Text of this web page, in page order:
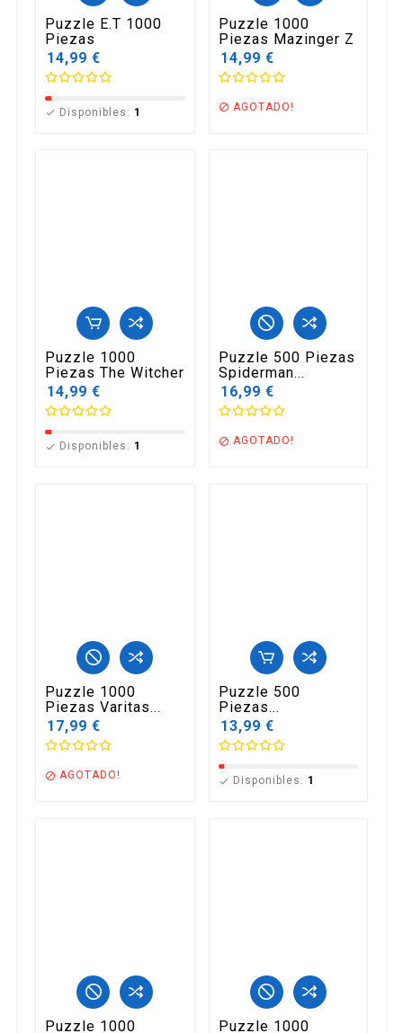
Puzzle E.T 1000
Piezas
14,99 €
 Disponibles: 1
Puzzle 1000
Piezas Mazinger Z
14,99 €
 AGOTADO!
Puzzle 1000
Piezas The Witcher
14,99 €
 Disponibles: 1
Puzzle 500 Piezas
Spiderman...
16,99 €
 AGOTADO!
Puzzle 1000
Piezas Varitas...
17,99 €
 AGOTADO!
Puzzle 500
Piezas...
13,99 €
 Disponibles: 1
Puzzle 1000
Puzzle 1000